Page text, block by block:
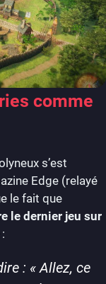
comme
s’est
Edge (relayé
le fait que
le dernier jeu sur
:
: « Allez, ce